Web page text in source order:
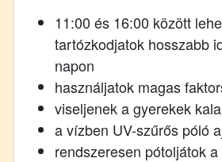
11:00 és 16:00 között
tartózkodjatok hosszabb
napon
használjatok magas
viseljenek a gyerekek
a vízben UV-szűrős póló
rendszeresen pótoljátok